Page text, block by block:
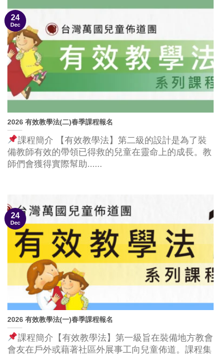
2026 有效教學法(二)春季課程報名
課程簡介 【有效教學法】第二級的設計是為了裝
備教師有效的帶領已得救的兒童在靈命上的成長。教
師們會獲得實際幫助......
24
Dec
2026 有效教學法(一)春季課程報名
課程簡介【有效教學法】第一級旨在裝備地方教會
會友在戶外或藉著社區外展事工向兒童佈道。課程集
24
Dec